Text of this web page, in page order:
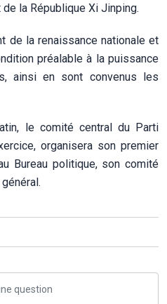
la République Xi Jinping.
de la renaissance nationale et
préalable à la puissance
ainsi en sont convenus les
le comité central du Parti
organisera son premier
Bureau politique, son comité